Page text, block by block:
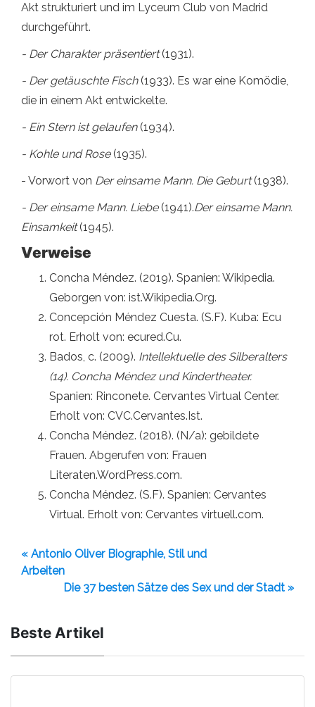
Akt strukturiert und im Lyceum Club von Madrid
durchgeführt.
- Der Charakter präsentiert(1931).
- Der getäuschte Fisch (1933). Es war eine Komödie,
die in einem Akt entwickelte.
- Ein Stern ist gelaufen (1934).
- Kohle und Rose (1935).
- Vorwort von Der einsame Mann. Die Geburt(1938).
- Der einsame Mann. Liebe (1941).Der einsame Mann.
Einsamkeit(1945).
Verweise
Concha Méndez. (2019). Spanien: Wikipedia.
Geborgen von: ist.Wikipedia.Org.
Concepción Méndez Cuesta. (S.F). Kuba: Ecu
rot. Erholt von: ecured.Cu.
Bados, c. (2009). Intellektuelle des Silberalters
(14). Concha Méndez und Kindertheater.
Spanien: Rinconete. Cervantes Virtual Center.
Erholt von: CVC.Cervantes.Ist.
Concha Méndez. (2018). (N/a): gebildete
Frauen. Abgerufen von: Frauen
Literaten.WordPress.com.
Concha Méndez. (S.F). Spanien: Cervantes
Virtual. Erholt von: Cervantes virtuell.com.
« Antonio Oliver Biographie, Stil und
Arbeiten
Die 37 besten Sätze des Sex und der Stadt »
Beste Artikel